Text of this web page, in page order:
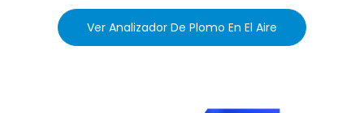
Ver Analizador De Plomo En El Aire